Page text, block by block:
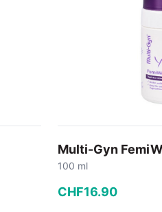
Multi-Gyn
100 ml
CHF16.90